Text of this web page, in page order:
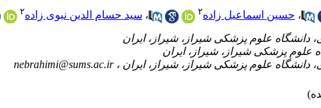
، حسین اسماعیل زاده۲ ، سید حسام الدین نبوی زاده۲
nebrahimi@sums.ac.ir